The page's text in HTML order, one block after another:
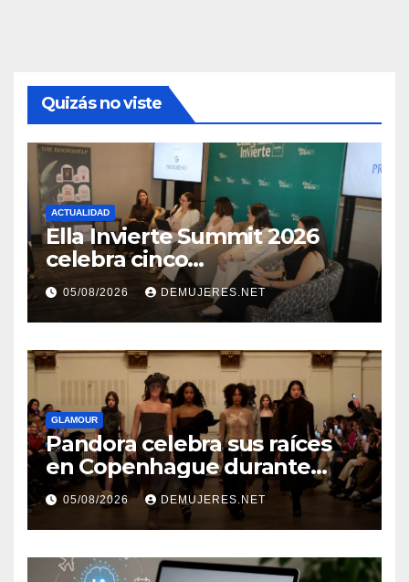
Quizás no viste
ACTUALIDAD
Ella Invierte Summit 2026
celebra cinco
añosimpulsando a las
mujeres a construir su
independencia financiera
05/08/2026 DEMUJERES.NET
GLAMOUR
Pandora celebra sus raíces
en Copenhague durante
Copenhagen Fashion Week a
través de alianzas creativas
05/08/2026 DEMUJERES.NET